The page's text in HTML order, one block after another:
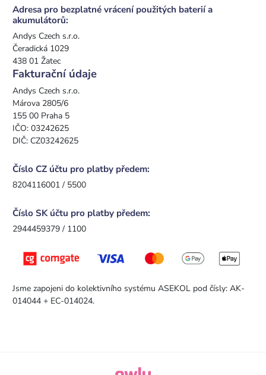
Adresa pro bezplatné vrácení použitých baterií a
akumulátorů:
Andys Czech s.r.o.
Čeradická 1029
438 01 Žatec
Fakturační údaje
Andys Czech s.r.o.
Márova 2805/6
155 00 Praha 5
IČO: 03242625
DIČ: CZ03242625
Číslo CZ účtu pro platby předem:
8204116001 / 5500
Číslo SK účtu pro platby předem:
2944459379 / 1100
Jsme zapojeni do kolektivního systému ASEKOL pod čísly: AK-
014044 + EC-014024.
owly.digital - Logo